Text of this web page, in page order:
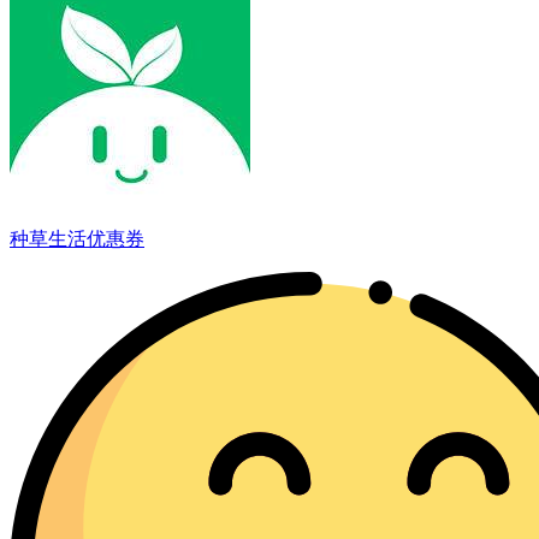
种草生活优惠券